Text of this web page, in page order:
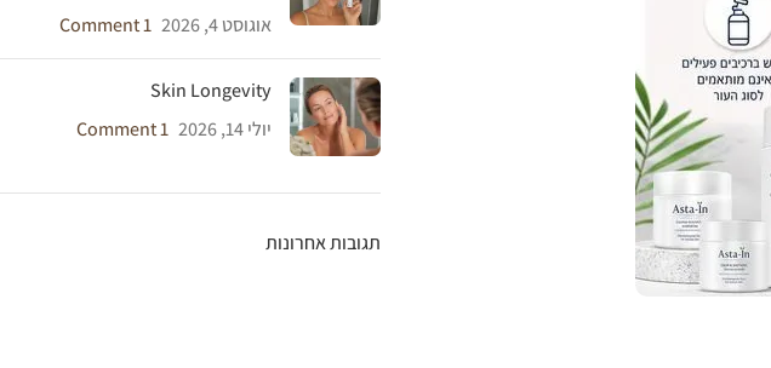
אוגוסט 4, 2026
1 Comment
Skin Longevity
יולי 14, 2026
1 Comment
תגובות אחרונות